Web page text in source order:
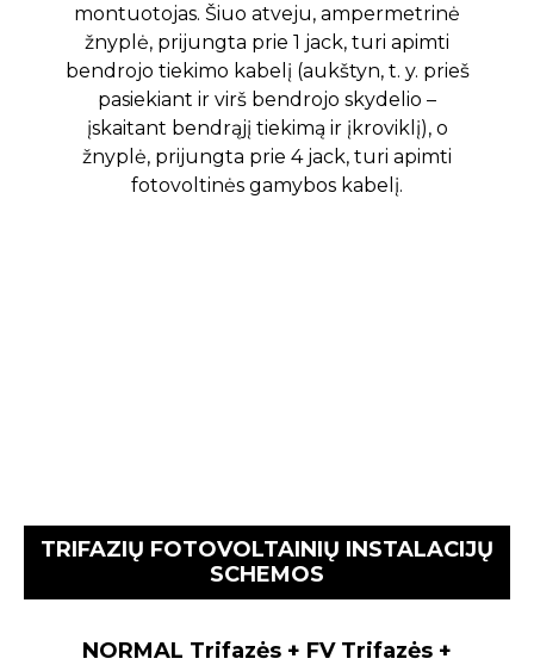
montuotojas. Šiuo atveju, ampermetrinė
žnyplė, prijungta prie 1 jack, turi apimti
bendrojo tiekimo kabelį (aukštyn, t. y. prieš
pasiekiant ir virš bendrojo skydelio –
įskaitant bendrąjį tiekimą ir įkroviklį), o
žnyplė, prijungta prie 4 jack, turi apimti
fotovoltinės gamybos kabelį.
TRIFAZIŲ FOTOVOLTAINIŲ INSTALACIJŲ
SCHEMOS
NORMAL Trifazės + FV Trifazės +